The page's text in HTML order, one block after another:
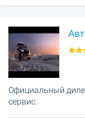
Официальный
сервис.